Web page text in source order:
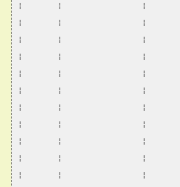
¦       ¦                ¦
¦       ¦                ¦
¦       ¦                ¦
¦       ¦                ¦
¦       ¦                ¦
¦       ¦                ¦
¦       ¦                ¦
¦       ¦                ¦
¦       ¦                ¦
¦       ¦                ¦
¦       ¦                ¦